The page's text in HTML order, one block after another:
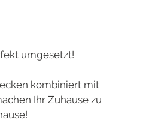
umgesetzt!
kombiniert mit
Ihr Zuhause zu